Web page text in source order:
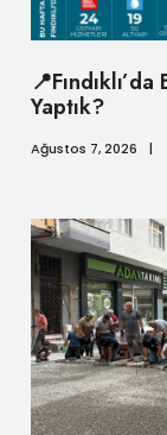
Yaptık?
Ağustos 7, 2026 |